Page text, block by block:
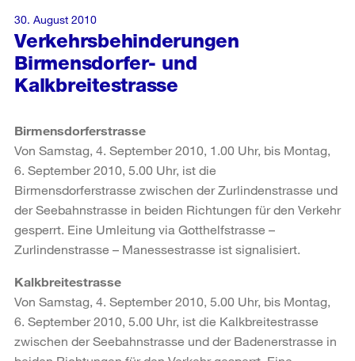
Verkehrsbehinderungen
Birmensdorfer- und
Kalkbreitestrasse
30. August 2010
Birmensdorferstrasse
Von Samstag, 4. September 2010, 1.00 Uhr, bis Montag,
6. September 2010, 5.00 Uhr, ist die
Birmensdorferstrasse zwischen der Zurlindenstrasse und
der Seebahnstrasse in beiden Richtungen für den Verkehr
gesperrt. Eine Umleitung via Gotthelfstrasse –
Zurlindenstrasse – Manessestrasse ist signalisiert.
Kalkbreitestrasse
Von Samstag, 4. September 2010, 5.00 Uhr, bis Montag,
6. September 2010, 5.00 Uhr, ist die Kalkbreitestrasse
zwischen der Seebahnstrasse und der Badenerstrasse in